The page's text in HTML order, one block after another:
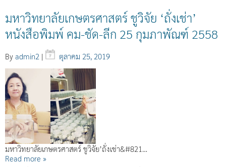
มหาวิทยาลัยเกษตรศาสตร์ ชูวิจัย ‘ถั่งเช่า’
หนังสือพิมพ์ คม-ชัด-ลีก 25 กุมภาพัณฑ์ 2558
By admin2 | ตุลาคม 25, 2019
มหาวิทยาลัยเกษตรศาสตร์ ชูวิจัย’ถั่งเช่า&#821…
Read more »